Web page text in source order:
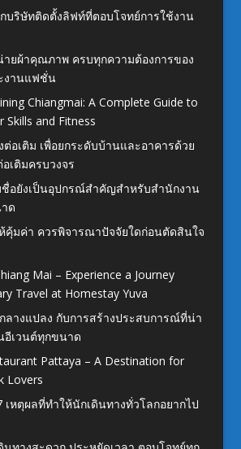
บริษัทติดตั้งลิฟท์ที่ตอบโจทย์การใช้งาน
ายผ้าคุณภาพ ครบทุกความต้องการของ
งานแฟชั่น
Chiangmai: A Complete Guide to
Skills and Fitness
ต่อเติม เพื่อยกระดับบ้านและอาคารด้วย
เติมครบวงจร
อยังเป็นอุปกรณ์สำคัญสำหรับสำนักงาน
ด
คุ้มค่า ควรพิจารณาปัจจัยใดก่อนตัดสินใจ
Mai – Experience a Journey
Travel at Homestay Yuva
ลางแปลง กับการสร้างประสบการณ์ที่น่า
อีเวนต์ทุกขนาด
Pattaya – A Destination for
Lovers
หตุผลที่ทำให้นักเดินทางทั่วโลกอยากไป